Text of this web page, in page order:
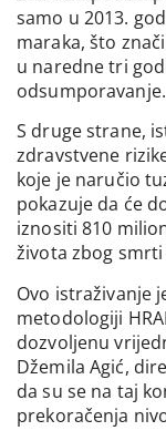
samo u 2013.
maraka, što
u naredne tri
odsumporavanje.
S druge strane,
zdravstvene
koje je naručio
pokazuje da će
iznositi 810
života zbog
Ovo istraživanje
metodologiji
dozvoljenu
Džemila Agić,
da su se na taj
prekoračenja